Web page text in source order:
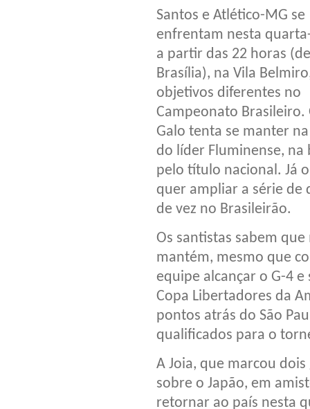
Santos e Atlético-MG se
enfrentam nesta
a partir das 22 horas (de
Brasília), na Vila
objetivos diferentes no
Campeonato Brasileiro.
Galo tenta se manter
do líder Fluminense, na
pelo título nacional. Já
quer ampliar a série de
de vez no Brasileirão.
Os santistas sabem
mantém, mesmo que
equipe alcançar o G-4
Copa Libertadores da
pontos atrás do São
qualificados para o
A Joia, que marcou
sobre o Japão, em
retornar ao país nesta